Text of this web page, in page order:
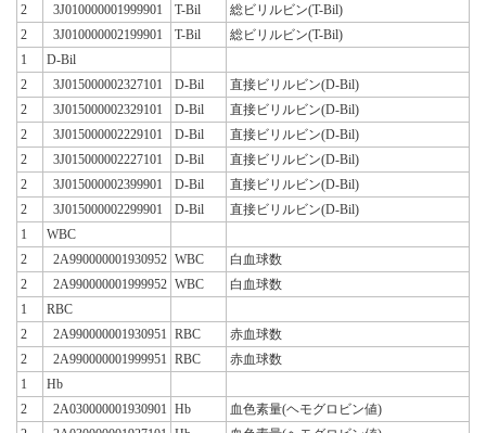
2
3J010000001999901 T-Bil
総ビリルビン(T-Bil)
2
3J010000002199901 T-Bil
総ビリルビン(T-Bil)
1
D-Bil
2
3J015000002327101 D-Bil
直接ビリルビン(D-Bil)
2
3J015000002329101 D-Bil
直接ビリルビン(D-Bil)
2
3J015000002229101 D-Bil
直接ビリルビン(D-Bil)
2
3J015000002227101 D-Bil
直接ビリルビン(D-Bil)
2
3J015000002399901 D-Bil
直接ビリルビン(D-Bil)
2
3J015000002299901 D-Bil
直接ビリルビン(D-Bil)
1
WBC
2
2A990000001930952 WBC
白血球数
2
2A990000001999952 WBC
白血球数
1
RBC
2
2A990000001930951 RBC
赤血球数
2
2A990000001999951 RBC
赤血球数
1
Hb
2
2A030000001930901 Hb
血色素量(ヘモグロビン値)